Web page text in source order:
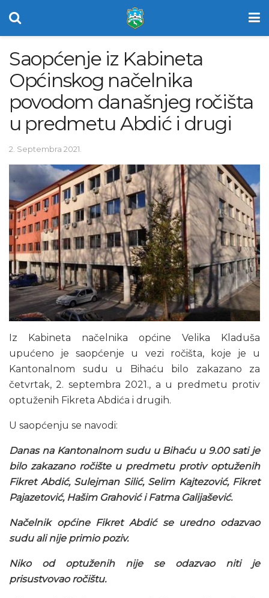
Saopćenje iz Kabineta
Općinskog načelnika
povodom današnjeg ročišta
u predmetu Abdić i drugi
2. Septembra 2021.
Iz Kabineta načelnika općine Velika Kladuša
upućeno je saopćenje u vezi ročišta, koje je u
Kantonalnom sudu u Bihaću bilo zakazano za
četvrtak, 2. septembra 2021., a u predmetu protiv
optuženih Fikreta Abdića i drugih.
U saopćenju se navodi:
Danas na Kantonalnom sudu u Bihaću u 9.00 sati je
bilo zakazano ročište u predmetu protiv optuženih
Fikret Abdić, Sulejman Silić, Selim Kajtezović, Fikret
Pajazetović, Hašim Grahović i Fatma Galijašević.
Načelnik općine Fikret Abdić se uredno odazvao
sudu ali nije primio poziv.
Niko od optuženih nije se odazvao niti je
prisustvovao ročištu.